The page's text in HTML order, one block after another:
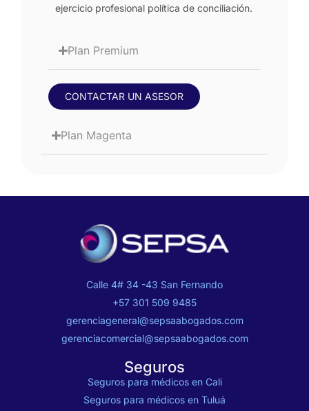
ejercicio profesional política de conciliación.
Plan Premium
CONTACTAR UN ASESOR
Plan Magenta
Calle 4# 34 -43 San Fernando
+57 301 509 9485
gerenciageneral@sepsaabogados.com
gerenciacomercial@sepsaabogados.com
Seguros
Seguros para médicos en Cali
Seguros para médicos en Tuluá